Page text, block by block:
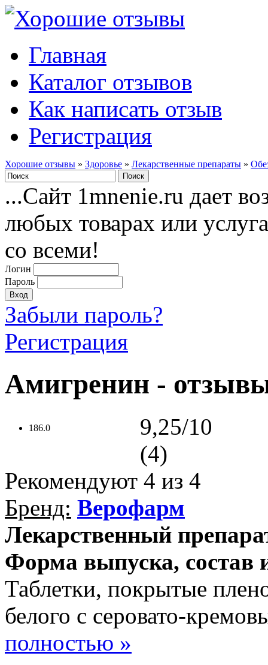
Главная
Каталог отзывов
Как написать отзыв
Регистрация
Хорошие отзывы » Здоровье » Лекарственные препараты »
...Сайт 1mnenie.ru дает
любых товарах или
со всеми!
Логин
Пароль
Забыли пароль?
Регистрация
Амигренин -
186.0
9,25/10
(4)
Рекомендуют 4 из 4
Бренд: Верофарм
Лекарственный
Форма выпуска, состав
Таблетки, покрытые
белого с серовато-
полностью »